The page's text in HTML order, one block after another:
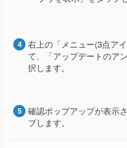
右上の「メニュー(3点ア
て、「アップデートのア
択します。
確認ポップアップが表示
プします。